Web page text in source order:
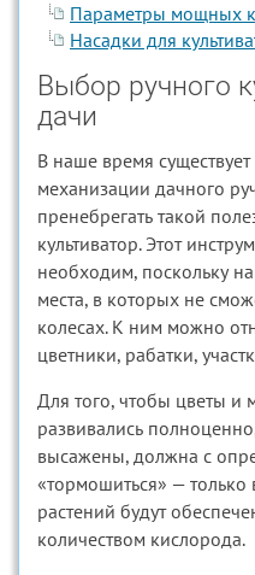
Параметры мощных
Насадки для
Выбор ручного
дачи
В наше время
механизации дачного
пренебрегать такой
культиватор. Этот
необходим, поскольку на
места, в которых не
колесах. К ним можно
цветники, рабатки,
Для того, чтобы цветы и
развивались
высажены, должна с
«тормошиться» — только
растений будут
количеством кислорода.